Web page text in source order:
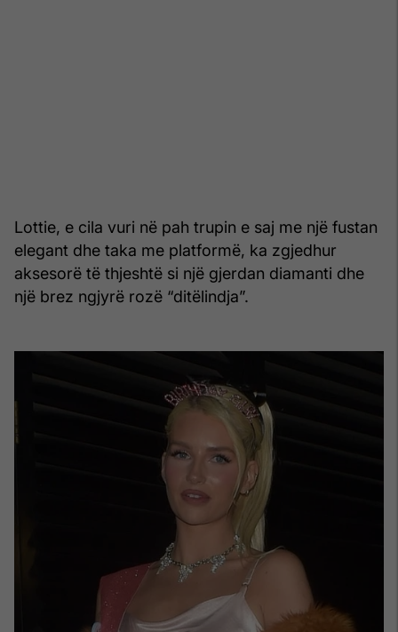
Lottie, e cila vuri në pah trupin e saj me një fustan
elegant dhe taka me platformë, ka zgjedhur
aksesorë të thjeshtë si një gjerdan diamanti dhe
një brez ngjyrë rozë “ditëlindja”.